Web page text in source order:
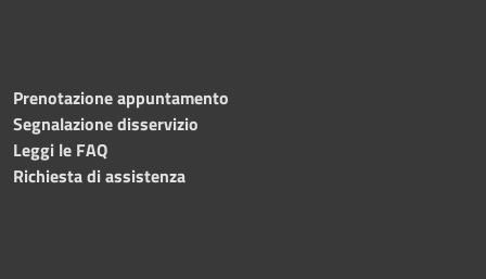
Prenotazione appuntamento
Segnalazione disservizio
Leggi le FAQ
Richiesta di assistenza